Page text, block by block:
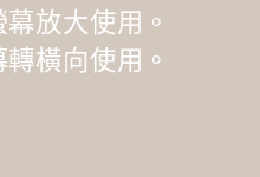
放大使用。
橫向使用。